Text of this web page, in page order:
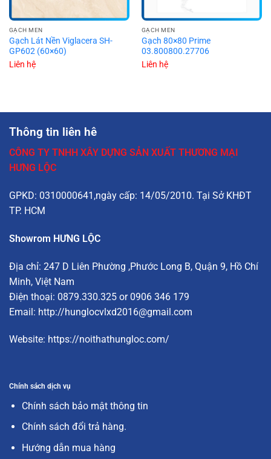
GẠCH MEN
Gạch Lát Nền Viglacera SH-
GP602 (60×60)
Liên hệ
GẠCH MEN
Gạch 80×80 Prime
03.800800.27706
Liên hệ
Thông tin liên hê
CÔNG TY TNHH XÂY DỰNG SẢN XUẤT THƯƠNG MẠI
HƯNG LỘC
GPKD: 0310000641,ngày cấp: 14/05/2010. Tại Sở KHĐT
TP. HCM
Showrom HƯNG LỘC
Địa chỉ: 247 D Liên Phường ,Phước Long B, Quận 9, Hồ Chí
Minh, Việt Nam
Điện thoại: 0879.330.325 or 0906 346 179
Email: http://hunglocvlxd2016@gmail.com
Website: https://noithathungloc.com/
Chính sách dịch vụ
Chính sách bảo mật thông tin
Chính sách đổi trả hàng.
Hướng dẫn mua hàng